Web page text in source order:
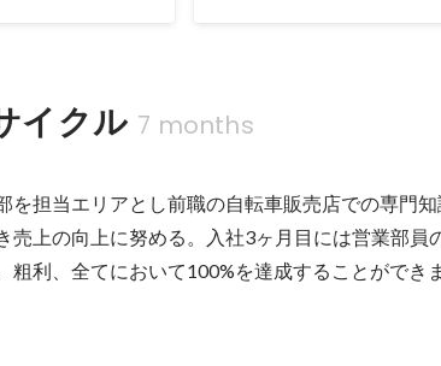
イクル 7 months
を担当エリアとし前職の自転車販売店での専門
売上の向上に努める。入社3ヶ月目には営業部員
粗利、全てにおいて100%を達成することができ